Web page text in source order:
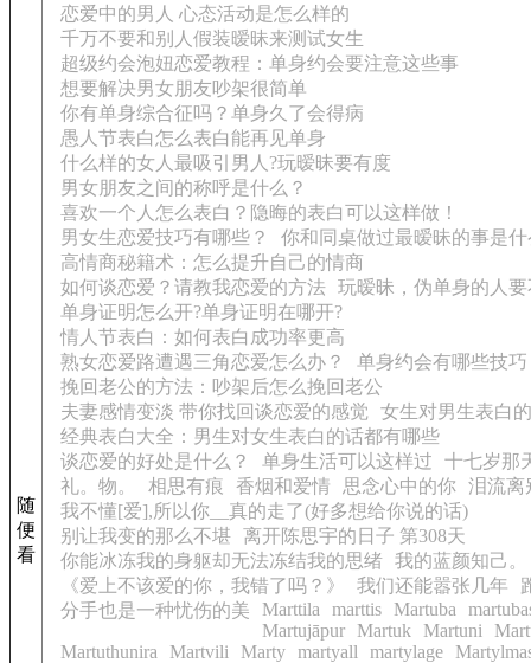
随
便
看
恋爱中的男人 心态活动是怎么样的
千万不要和别人假装暧昧来测试女生
超级约会泡妞恋爱教程：单身约会要注意这些事
想要解决男女朋友吵架很简单
你有单身综合征吗？单身久了会得病
愚人节表白怎么表白能再见单身
什么样的女人最吸引男人?玩暧昧要有度
男女朋友之间的称呼是什么？
喜欢一个人怎么表白？隐晦的表白可以这样做！
男女生恋爱技巧有哪些？
你和同桌做过最暧昧的事是什
高情商秘籍术：怎么提升自己的情商
如何谈恋爱？请教我恋爱的方法 玩暧昧，伪单身的人
单身证明怎么开?单身证明在哪开?
情人节表白：如何表白成功率更高
熟女恋爱路遭遇三角恋爱怎么办？
单身约会有哪些技巧
挽回老公的方法：吵架后怎么挽回老公
夫妻感情变淡 带你找回谈恋爱的感觉
女生对男生表白
经典表白大全：男生对女生表白的话都有哪些
谈恋爱的好处是什么？
单身生活可以这样过
十七岁那
礼。物。
相思有痕 香烟和爱情 思念心中的你 泪流离
我不懂[爱],所以你__真的走了(好多想给你说的话)
别让我变的那么不堪 离开陈思宇的日子 第308天
你能冰冻我的身躯却无法冻结我的思绪 我的蓝颜知己。
《爱上不该爱的你，我错了吗？》
我们还能嚣张几年
分手也是一种忧伤的美
Marttila marttis Martuba
Martujāpur
Martuk Martuni
Martuthunira
Martvili Marty martyall martylage